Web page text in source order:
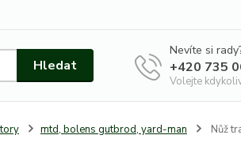
Hledat
Nevíte si
+420 735
Volejte
mtd, bolens gutbrod, yard-man
Nůž